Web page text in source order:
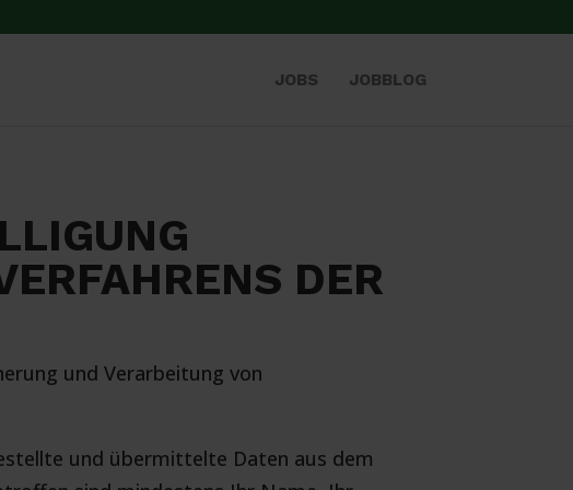
JOBS JOBBLOG
DER
und Verarbeitung von
und übermittelte Daten aus dem